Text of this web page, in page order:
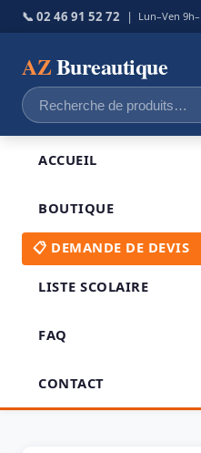
📞 02 46 91 52 72 | Lun–Ven
AZBureautique
Recherche
pour :
ACCUEIL
BOUTIQUE
📋 DEMANDE DE DEVIS
LISTE SCOLAIRE
FAQ
CONTACT